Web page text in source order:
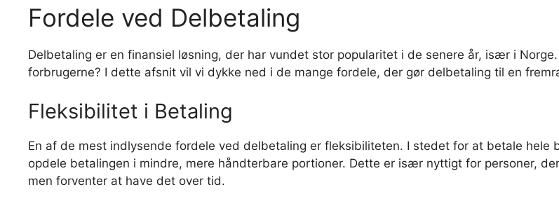
Fordele ved Delbetaling
Delbetaling er en finansiel løsning, der har vundet stor popularitet i de senere år, især i
forbrugerne? I dette afsnit vil vi dykke ned i de mange fordele, der gør delbetaling til en
Fleksibilitet i Betaling
En af de mest indlysende fordele ved delbetaling er fleksibiliteten. I stedet for at betale
opdele betalingen i mindre, mere håndterbare portioner. Dette er især nyttigt for personer,
men forventer at have det over tid.